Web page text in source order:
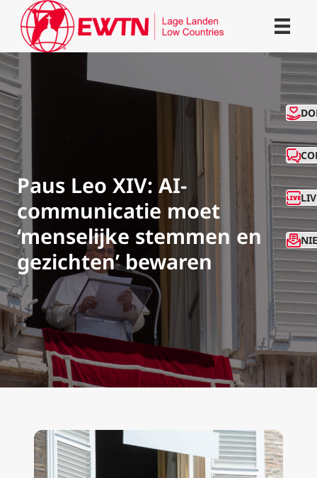
Paus Leo XIV: AI-
communicatie moet
‘menselijke stemmen en
gezichten’ bewaren